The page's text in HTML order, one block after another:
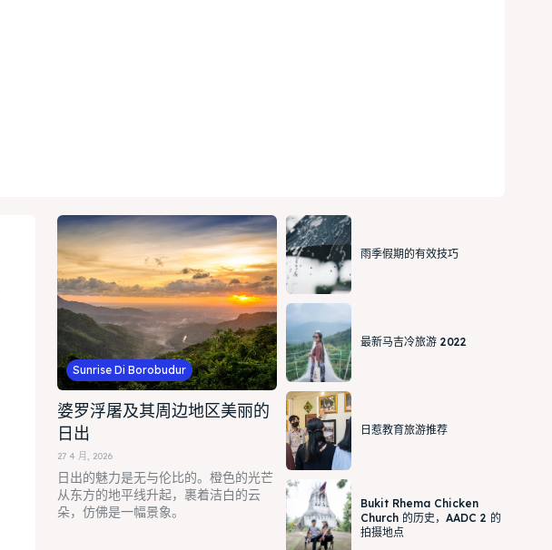
Sunrise Di Borobudur
婆罗浮屠及其周边地区美丽的
日出
27 4 月, 2026
日出的魅力是无与伦比的。橙色的光芒
从东方的地平线升起，裹着洁白的云
朵，仿佛是一幅景象。
雨季假期的有效技巧
最新马吉冷旅游 2022
日惹教育旅游推荐
Bukit Rhema Chicken
Church 的历史，AADC 2 的
拍摄地点